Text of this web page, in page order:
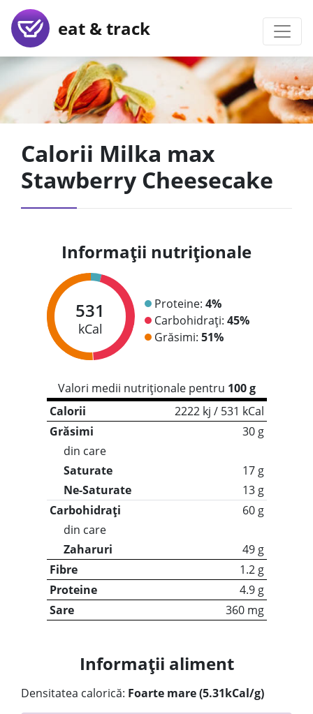
eat & track
Calorii Milka max
Stawberry Cheesecake
Informații nutriționale
531
kCal
Proteine: 4%
Carbohidrați: 45%
Grăsimi: 51%
Valori medii nutriționale pentru 100 g
Calorii
2222 kj / 531 kCal
Grăsimi
30 g
din care
Saturate
17 g
Ne-Saturate
13 g
Carbohidrați
60 g
din care
Zaharuri
49 g
Fibre
1.2 g
Proteine
4.9 g
Sare
360 mg
Informații aliment
Densitatea calorică: Foarte mare (5.31kCal/g)